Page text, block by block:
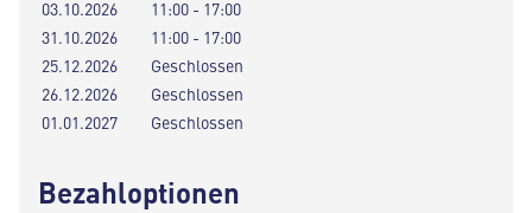
03.10.2026
11:00 - 17:00
31.10.2026
11:00 - 17:00
25.12.2026
Geschlossen
26.12.2026
Geschlossen
01.01.2027
Geschlossen
Bezahloptionen